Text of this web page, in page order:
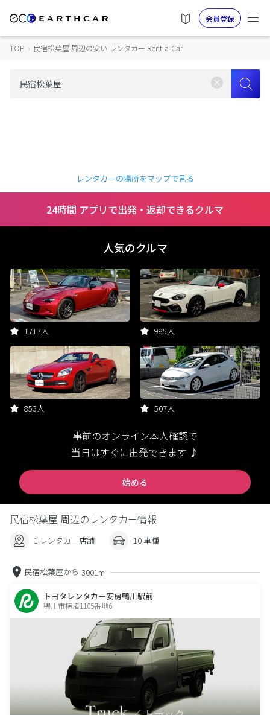
会員登録
TOP › 民宿松葉屋 周辺の安い レンタカー Rent-a-Car
レンタカーの場所をマップで見る
24時間 アプリで出発・返却できるクルマ
人気のクルマ
1717人 985人
853人 507人
事前のオンライン本人確認で
当日はすぐに出発できます ♪
始める
民宿松葉屋 周辺のレンタカー情報
1 レンタカー店舗 10 車種
民宿松葉屋から 3001m
トヨタレンタカー安房鴨川駅前
鴨川市横渚1105番地6